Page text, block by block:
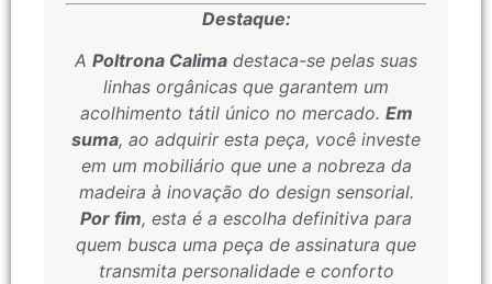
Destaque:
A Poltrona Calima destaca-se pelas suas
linhas orgânicas que garantem um
acolhimento tátil único no mercado. Em
suma, ao adquirir esta peça, você investe
em um mobiliário que une a nobreza da
madeira à inovação do design sensorial.
Por fim, esta é a escolha definitiva para
quem busca uma peça de assinatura que
transmita personalidade e conforto